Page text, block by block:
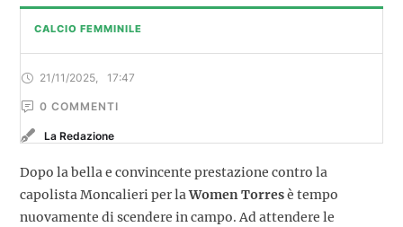
CALCIO FEMMINILE
21/11/2025, 17:47
0 COMMENTI
La Redazione
Dopo la bella e convincente prestazione contro la
capolista Moncalieri per laWomen Torresè tempo
nuovamente di scendere in campo. Ad attendere le